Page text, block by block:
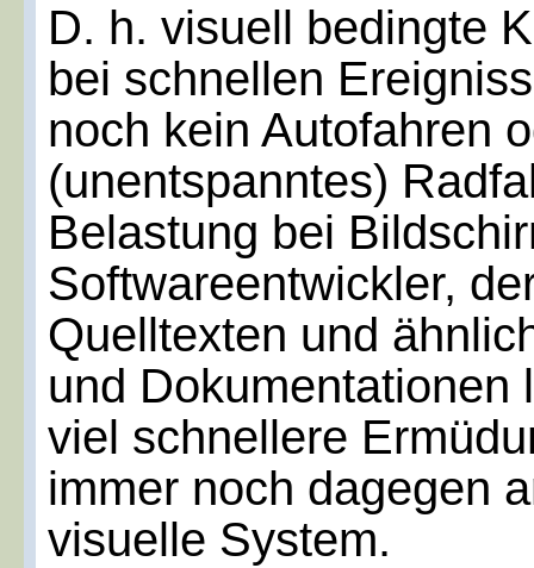
D. h. visuell bedingte
bei schnellen
noch kein Autofahren
(unentspanntes)
Belastung bei
Softwareentwickler,
Quelltexten und
und Dokumentationen
viel schnellere
immer noch dagegen
visuelle System.